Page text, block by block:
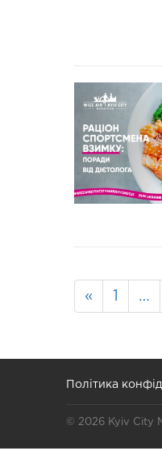
« 1 …
Політика
© 2026 Kyiv City